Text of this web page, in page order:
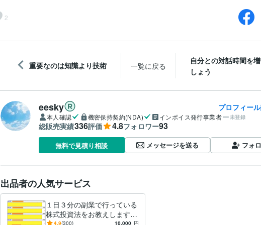
2
重要なのは知識より技術 一覧に戻る
自分との対話時間を
しょう
eesky プロフィー
本人確認 機密保持契約(NDA) インボイス発行事業者 未登録
総販売実績336評価 4.8フォロワー93
無料で見積り相談 メッセージを送る フォ
出品者の人気サービス
１日３分の副業で行っている
株式投資法をお教えします
4.9(300) 10,000 円